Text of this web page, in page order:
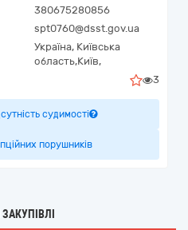
380675280856
spt0760@dsst.gov.ua
Україна, Київська
область,Київ,
3
судимості
порушників